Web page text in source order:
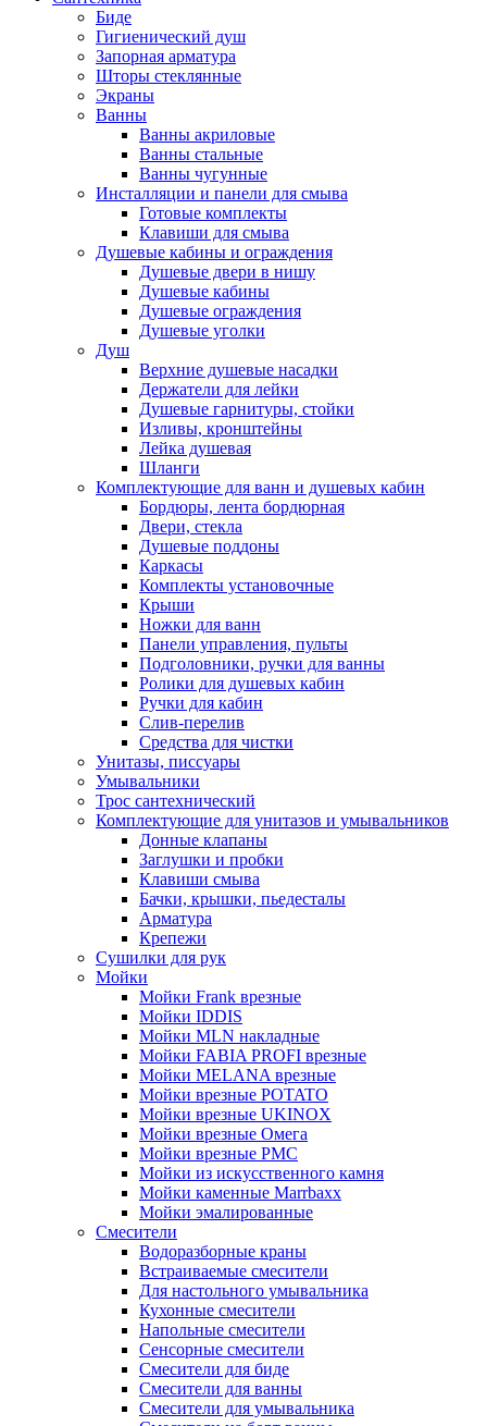
Биде
Гигиенический душ
Запорная арматура
Шторы стеклянные
Экраны
Ванны
Ванны акриловые
Ванны стальные
Ванны чугунные
Инсталляции и панели для смыва
Готовые комплекты
Клавиши для смыва
Душевые кабины и ограждения
Душевые двери в нишу
Душевые кабины
Душевые ограждения
Душевые уголки
Душ
Верхние душевые насадки
Держатели для лейки
Душевые гарнитуры, стойки
Изливы, кронштейны
Лейка душевая
Шланги
Комплектующие для ванн и душевых кабин
Бордюры, лента бордюрная
Двери, стекла
Душевые поддоны
Каркасы
Комплекты установочные
Крыши
Ножки для ванн
Панели управления, пульты
Подголовники, ручки для ванны
Ролики для душевых кабин
Ручки для кабин
Слив-перелив
Средства для чистки
Унитазы, писсуары
Умывальники
Трос сантехнический
Комплектующие для унитазов и умывальников
Донные клапаны
Заглушки и пробки
Клавиши смыва
Бачки, крышки, пьедесталы
Арматура
Крепежи
Сушилки для рук
Мойки
Мойки Frank врезные
Мойки IDDIS
Мойки MLN накладные
Мойки FABIA PROFI врезные
Мойки MELANA врезные
Мойки врезные POTATO
Мойки врезные UKINOX
Мойки врезные Омега
Мойки врезные РМС
Мойки из искусственного камня
Мойки каменные Marrbaxx
Мойки эмалированные
Смесители
Водоразборные краны
Встраиваемые смесители
Для настольного умывальника
Кухонные смесители
Напольные смесители
Сенсорные смесители
Смесители для биде
Смесители для ванны
Смесители для умывальника